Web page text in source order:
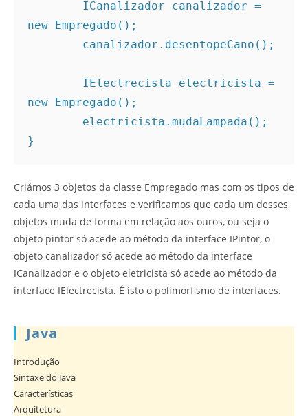
new Empregado();
new Empregado();
}
Criámos 3 objetos da classe Empregado mas com os tipos de
cada uma das interfaces e verificamos que cada um desses
objetos muda de forma em relação aos ouros, ou seja o
objeto pintor só acede ao método da interface IPintor, o
objeto canalizador só acede ao método da interface
ICanalizador e o objeto eletricista só acede ao método da
interface IElectrecista. É isto o polimorfismo de interfaces.
Java
Introdução
Sintaxe do Java
Características
Arquitetura